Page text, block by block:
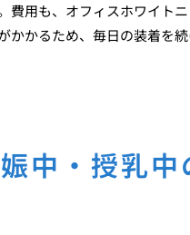
費用も、オフィスホワイト
かるため、毎日の装着を
中・授乳